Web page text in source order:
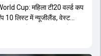
Cup: महिला टी20 वर्ल्ड कप
10 लिस्ट में न्यूजीलैंड, वेस्ट
दबदबा है. टॉप 10 लिस्ट में तीन
और वेस्ट इंडीज की दो खिलाड़ी